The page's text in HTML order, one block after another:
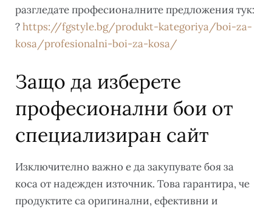
разгледате професионалните предложения тук:
?https://fgstyle.bg/produkt-kategoriya/boi-za-
kosa/profesionalni-boi-za-kosa/
Защо да изберете
професионални бои от
специализиран сайт
Изключително важно е да закупувате боя за
коса от надежден източник. Това гарантира, че
продуктите са оригинални, ефективни и